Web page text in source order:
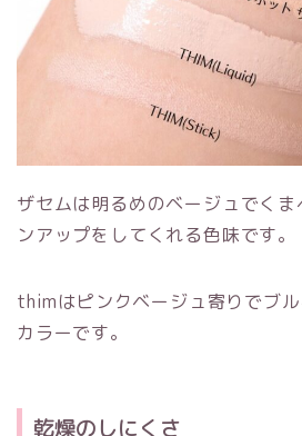
ザセムは明るめのベージュでく
ンアップをしてくれる色味です。
thimはピンクベージュ寄りでブ
カラーです。
乾燥のしにくさ